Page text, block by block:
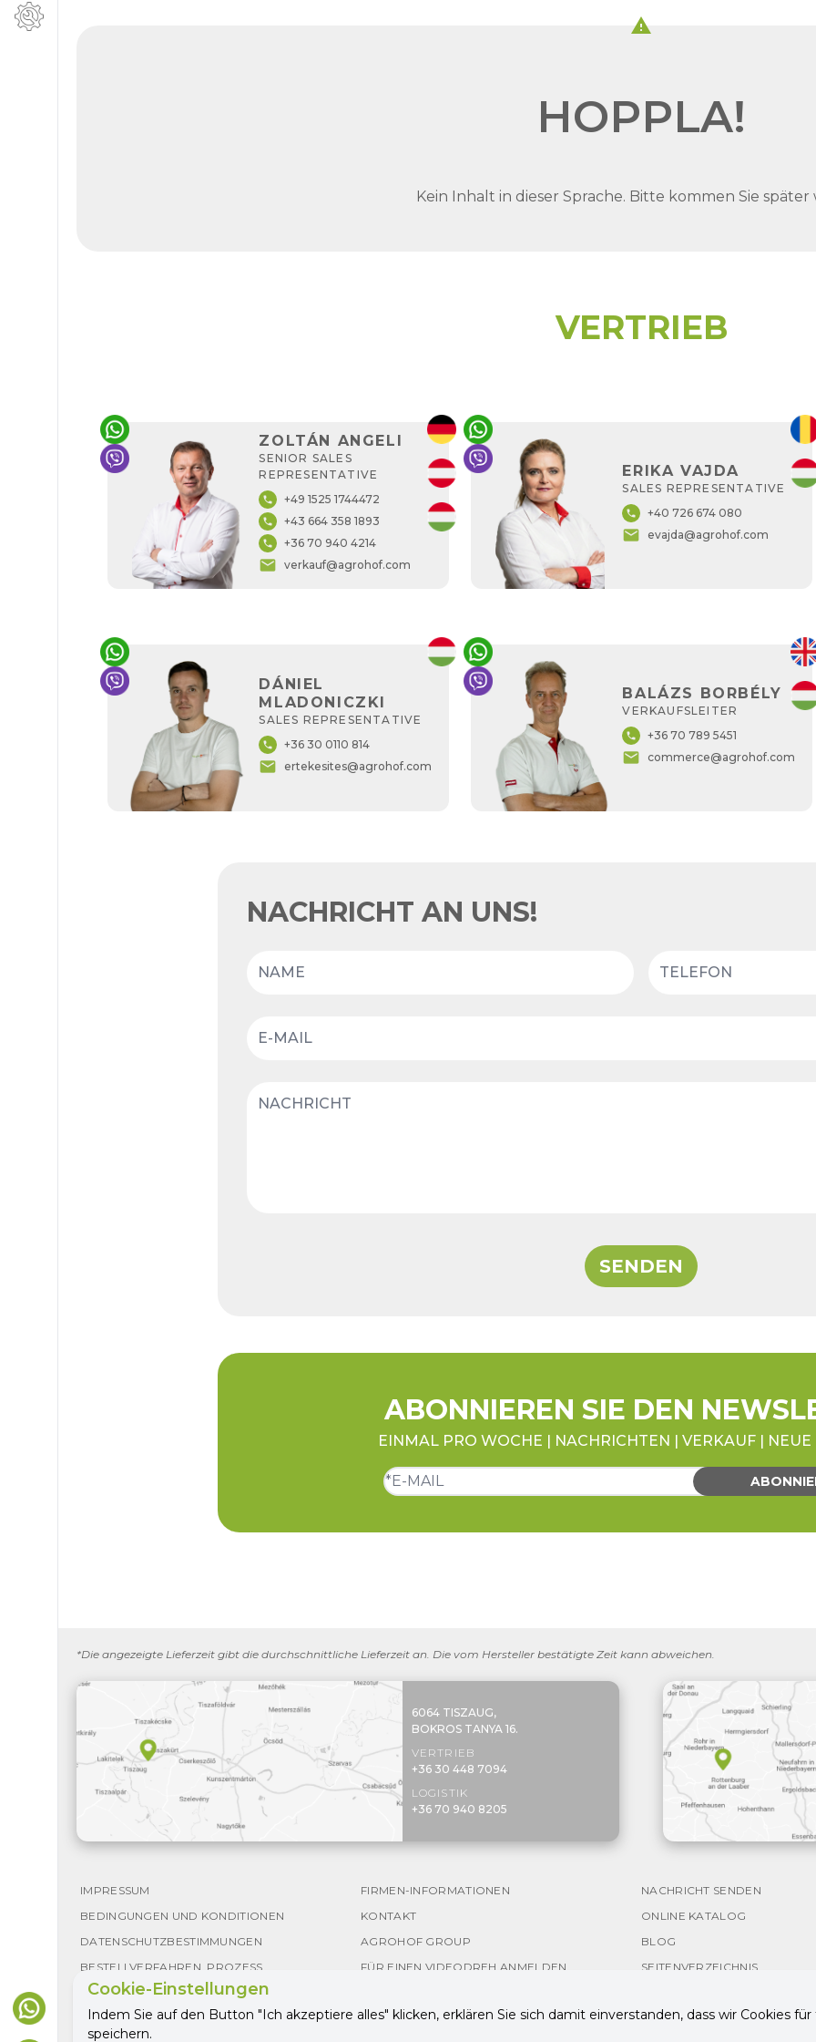
warning
HOPPLA!
Kein Inhalt in dieser Sprache. Bitte kommen Sie später
VERTRIEB
ZOLTÁN ANGELI
SENIOR SALES
REPRESENTATIVE
phone +49 1525 1744472
phone +43 664 358 1893
phone +36 70 940 4214
email verkauf@agrohof.com
ERIKA VAJDA
SALES REPRESENTATIVE
phone +40 726 674 080
email evajda@agrohof.com
DÁNIEL
MLADONICZKI
SALES REPRESENTATIVE
phone +36 30 0110 814
email ertekesites@agrohof.com
BALÁZS BORBÉLY
VERKAUFSLEITER
phone +36 70 789 5451
email commerce@agrohof.com
NACHRICHT AN UNS!
SENDEN
ABONNIEREN SIE DEN
EINMAL PRO WOCHE | NACHRICHTEN | VERKAUF |
*Die angezeigte Lieferzeit gibt die durchschnittliche Lieferzeit an. Die vom Hersteller bestätigte Zeit kann abweichen.
6064 TISZAUG,
BOKROS TANYA 16.
VERTRIEB
+36 30 448 7094
LOGISTIK
+36 70 940 8205
IMPRESSUM FIRMEN-INFORMATIONEN NACHRICHT SENDEN
BEDINGUNGEN UND KONDITIONEN
KONTAKT ONLINE KATALOG
DATENSCHUTZBESTIMMUNGEN
AGROHOF GROUP BLOG
BESTELLVERFAHREN, PROZESS
FÜR EINEN VIDEODREH ANMELDEN SEITENVERZEICHNIS
Cookie-Einstellungen
Indem Sie auf den Button "Ich akzeptiere alles" klicken, erklären Sie sich damit einverstanden, dass wir Cookies
speichern.